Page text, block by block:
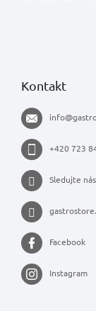
Kontakt
info@
+420 723
Sledujte
Facebook
Instagram